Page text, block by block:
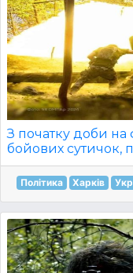
З початку доби на
бойових сутичок,
Політика Харків